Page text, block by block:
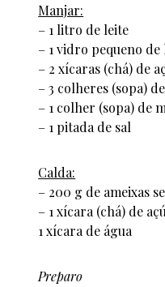
Manjar:
– 1 litro de leite
– 1 vidro pequeno de
– 2 xícaras (chá) de
– 3 colheres (sopa)
– 1 colher (sopa) de
– 1 pitada de sal
Calda:
– 200 g de ameixas
– 1 xícara (chá) de
1 xícara de água
Preparo